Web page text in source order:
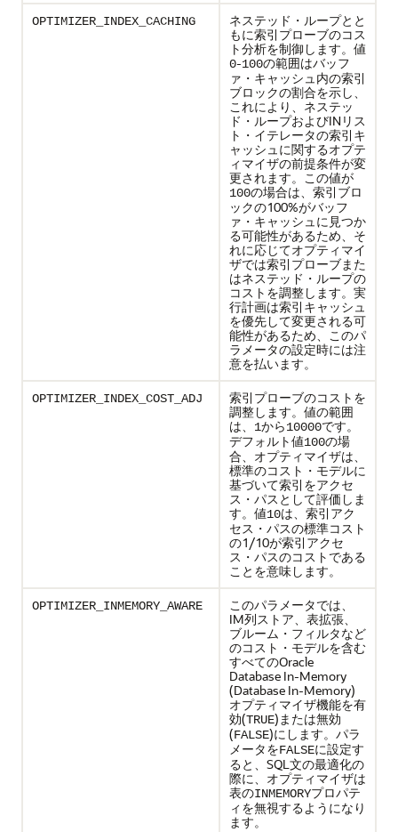
OPTIMIZER_INDEX_CACHING
ネステッド・ループとと
もに索引プローブのコス
ト分析を制御します。値
0-100の範囲はバッフ
ァ・キャッシュ内の索引
ブロックの割合を示し、
これにより、ネステッ
ド・ループおよびINリス
ト・イテレータの索引キ
ャッシュに関するオプテ
ィマイザの前提条件が変
更されます。この値が
100の場合は、索引ブロ
ックの100%がバッフ
ァ・キャッシュに見つか
る可能性があるため、そ
れに応じてオプティマイ
ザでは索引プローブまた
はネステッド・ループの
コストを調整します。実
行計画は索引キャッシュ
を優先して変更される可
能性があるため、このパ
ラメータの設定時には注
意を払います。
OPTIMIZER_INDEX_COST_ADJ
索引プローブのコストを
調整します。値の範囲
は、
1から10000です。
デフォルト値100の場
合、オプティマイザは、
標準のコスト・モデルに
基づいて索引をアクセ
ス・パスとして評価しま
す。値10は、索引アク
セス・パスの標準コスト
の1/10が索引アクセ
ス・パスのコストである
ことを意味します。
OPTIMIZER_INMEMORY_AWARE
このパラメータでは、
IM列ストア、表拡張、
ブルーム・フィルタなど
のコスト・モデルを含む
すべてのOracle
Database In-Memory
(Database In-Memory)
オプティマイザ機能を有
効(TRUE)または無効
(FALSE)にします。パラ
メータをFALSEに設定す
ると、SQL文の最適化の
際に、オプティマイザは
表のINMEMORYプロパテ
ィを無視するようになり
ます。